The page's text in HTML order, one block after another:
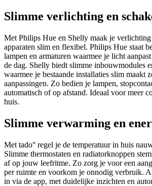
Slimme verlichting en
Met Philips Hue en Shelly maak je verlichting
apparaten slim en flexibel. Philips Hue staat
lampen en armaturen waarmee je licht
de dag. Shelly biedt slimme inbouwmodules
waarmee je bestaande installaties slim maakt
aanpassingen. Zo bedien je lampen,
automatisch of op afstand. Ideaal voor meer
huis.
Slimme verwarming en
Met tado° regel je de temperatuur in huis
Slimme thermostaten en radiatorknoppen
af op jouw leefritme. Zo zorg je voor een
per ruimte en voorkom je onnodig verbruik.
in via de app, met duidelijke inzichten en